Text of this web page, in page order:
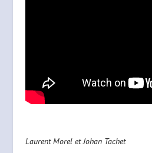
Laurent Morel et Johan Tachet